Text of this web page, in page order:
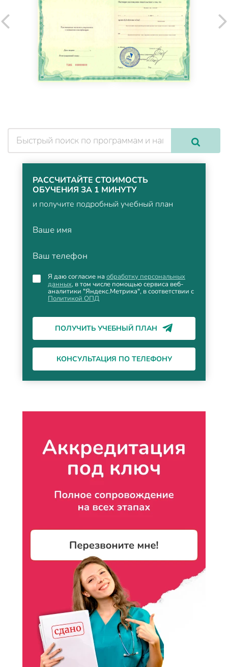
РАССЧИТАЙТЕ СТОИМОСТЬ
ОБУЧЕНИЯ ЗА 1 МИНУТУ
и получите подробный учебный план
Ваше имя
Ваш телефон
Я даю согласие на обработку персональных
данных, в том числе помощью сервиса веб-
аналитики "Яндекс.Метрика", в соответствии с
Политикой ОПД
ПОЛУЧИТЬ УЧЕБНЫЙ ПЛАН
КОНСУЛЬТАЦИЯ ПО ТЕЛЕФОНУ